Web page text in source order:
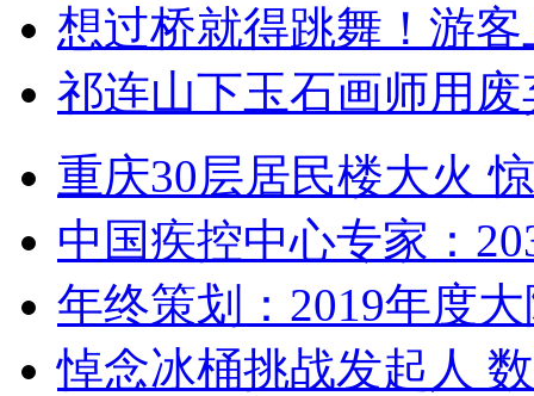
想过桥就得跳舞！游客
祁连山下玉石画师用
重庆30层居民楼大火
中国疾控中心专家：
年终策划：2019年度
悼念冰桶挑战发起人